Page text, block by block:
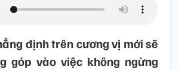
định trên cương vị mới sẽ
góp vào việc không ngừng